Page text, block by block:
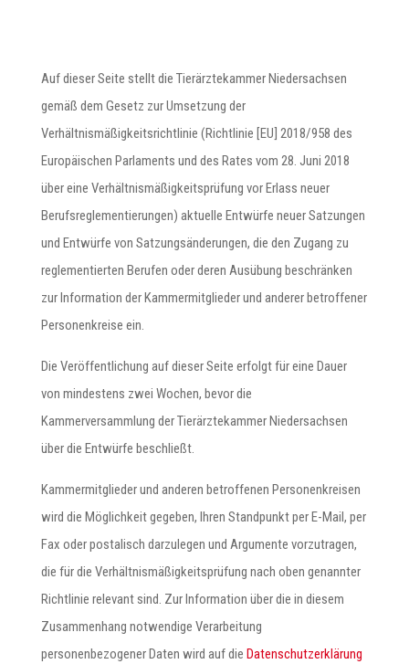
Auf dieser Seite stellt die Tierärztekammer Niedersachsen
gemäß dem Gesetz zur Umsetzung der
Verhältnismäßigkeitsrichtlinie (Richtlinie [EU] 2018/958 des
Europäischen Parlaments und des Rates vom 28. Juni 2018
über eine Verhältnismäßigkeitsprüfung vor Erlass neuer
Berufsreglementierungen) aktuelle Entwürfe neuer Satzungen
und Entwürfe von Satzungsänderungen, die den Zugang zu
reglementierten Berufen oder deren Ausübung beschränken
zur Information der Kammermitglieder und anderer betroffener
Personenkreise ein.
Die Veröffentlichung auf dieser Seite erfolgt für eine Dauer
von mindestens zwei Wochen, bevor die
Kammerversammlung der Tierärztekammer Niedersachsen
über die Entwürfe beschließt.
Kammermitglieder und anderen betroffenen Personenkreisen
wird die Möglichkeit gegeben, Ihren Standpunkt per E-Mail, per
Fax oder postalisch darzulegen und Argumente vorzutragen,
die für die Verhältnismäßigkeitsprüfung nach oben genannter
Richtlinie relevant sind. Zur Information über die in diesem
Zusammenhang notwendige Verarbeitung
personenbezogener Daten wird auf die Datenschutzerklärung